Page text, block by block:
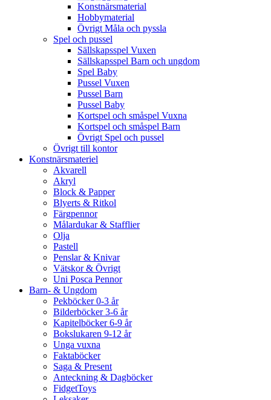
Konstnärsmaterial
Hobbymaterial
Övrigt Måla och pyssla
Spel och pussel
Sällskapsspel Vuxen
Sällskapsspel Barn och ungdom
Spel Baby
Pussel Vuxen
Pussel Barn
Pussel Baby
Kortspel och småspel Vuxna
Kortspel och småspel Barn
Övrigt Spel och pussel
Övrigt till kontor
Konstnärsmateriel
Akvarell
Akryl
Block & Papper
Blyerts & Ritkol
Färgpennor
Målardukar & Stafflier
Olja
Pastell
Penslar & Knivar
Vätskor & Övrigt
Uni Posca Pennor
Barn- & Ungdom
Pekböcker 0-3 år
Bilderböcker 3-6 år
Kapitelböcker 6-9 år
Bokslukaren 9-12 år
Unga vuxna
Faktaböcker
Saga & Present
Anteckning & Dagböcker
FidgetToys